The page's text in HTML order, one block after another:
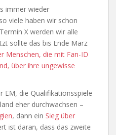
immer wieder
viele haben wir schon
X werden wir alle
sollte das bis Ende März
Menschen, die mit Fan-ID
über ihre ungewisse
EM, die Qualifikationsspiele
eher durchwachsen –
, dann ein Sieg über
ist daran, dass das zweite